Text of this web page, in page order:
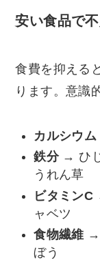
安い食品で
食費を抑える
ります。意識
カルシウム
鉄分→ ひじ
うれん草
ビタミンC
ャベツ
食物繊維 →
ぼう